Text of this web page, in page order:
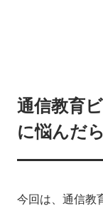
通信教育
に悩んだ
今回は、通信教